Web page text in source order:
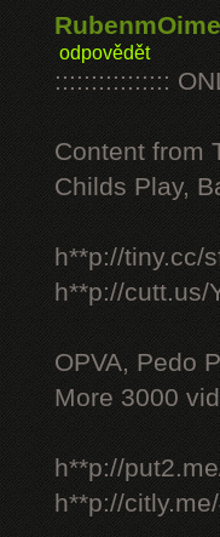
RubenmOime
odpovědět
::::::::::::::::
Content from
Childs Play,
h**p://tiny.cc/
h**p://cutt.us/
OPVA, Pedo
More 3000
h**p://
h**p://